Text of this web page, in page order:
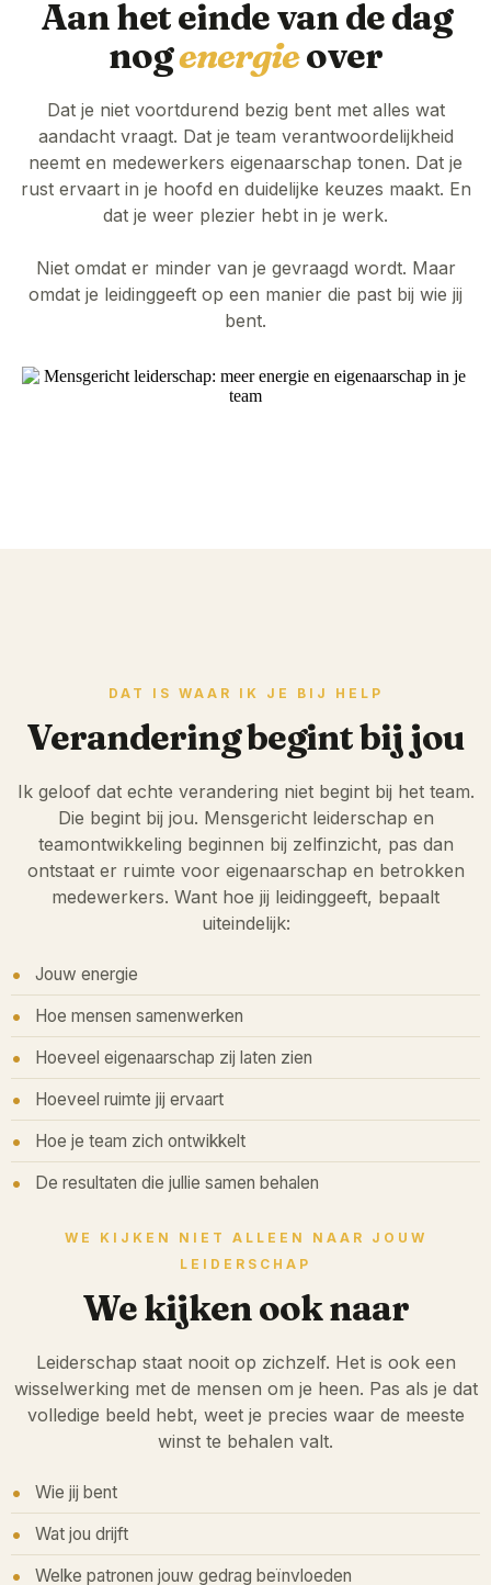
Aan het einde van de dag
nogenergieover
Dat je niet voortdurend bezig bent met alles wat
aandacht vraagt. Dat je team verantwoordelijkheid
neemt en medewerkers eigenaarschap tonen. Dat je
rust ervaart in je hoofd en duidelijke keuzes maakt. En
dat je weer plezier hebt in je werk.
Niet omdat er minder van je gevraagd wordt. Maar
omdat je leidinggeeft op een manier die past bij wie jij
bent.
DAT IS WAAR IK JE BIJ HELP
Verandering begint bij jou
Ik geloof dat echte verandering niet begint bij het team.
Die begint bij jou. Mensgericht leiderschap en
teamontwikkeling beginnen bij zelfinzicht, pas dan
ontstaat er ruimte voor eigenaarschap en betrokken
medewerkers. Want hoe jij leidinggeeft, bepaalt
uiteindelijk:
Jouw energie
Hoe mensen samenwerken
Hoeveel eigenaarschap zij laten zien
Hoeveel ruimte jij ervaart
Hoe je team zich ontwikkelt
De resultaten die jullie samen behalen
WE KIJKEN NIET ALLEEN NAAR JOUW
LEIDERSCHAP
We kijken ook naar
Leiderschap staat nooit op zichzelf. Het is ook een
wisselwerking met de mensen om je heen. Pas als je dat
volledige beeld hebt, weet je precies waar de meeste
winst te behalen valt.
Wie jij bent
Wat jou drijft
Welke patronen jouw gedrag beïnvloeden